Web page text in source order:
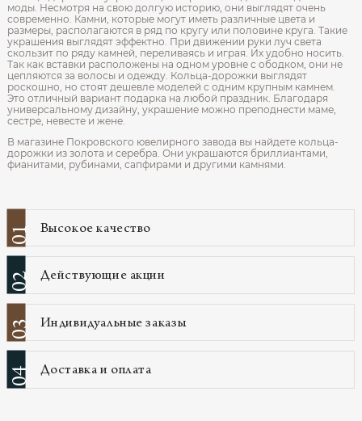
моды. Несмотря на свою долгую историю, они выглядят очень
современно. Камни, которые могут иметь различные цвета и
размеры, располагаются в ряд по кругу или половине круга. Такие
украшения выглядят эффектно. При движении руки луч света
скользит по ряду камней, переливаясь и играя. Их удобно носить.
Так как вставки расположены на одном уровне с ободком, они не
цепляются за волосы и одежду. Кольца-дорожки выглядят
роскошно, но стоят дешевле моделей с одним крупным камнем.
Это отличный вариант подарка на любой праздник. Благодаря
универсальному дизайну, украшение можно преподнести маме,
сестре, невесте и жене.
В магазине Покровского ювелирного завода вы найдете кольца-
дорожки из золота и серебра. Они украшаются бриллиантами,
фианитами, рубинами, сапфирами и другими камнями.
01 Высокое качество
02 Действующие акции
03 Индивидуальные заказы
04 Доставка и оплата